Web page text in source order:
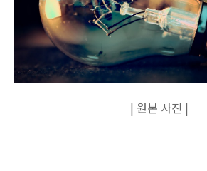
| 원본 사진 |